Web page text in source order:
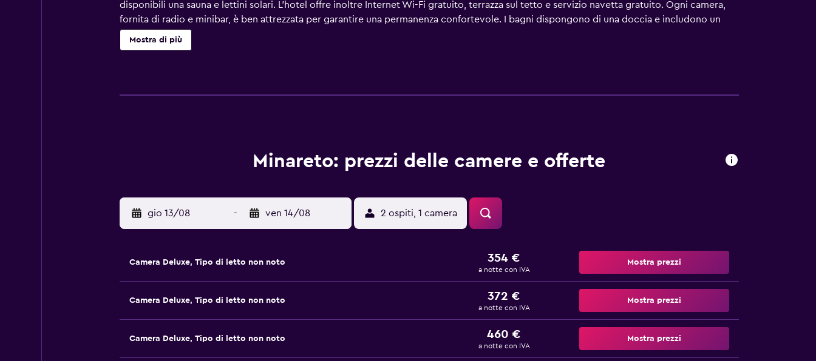
disponibili una sauna e lettini solari. L'hotel offre inoltre Internet Wi-Fi gratuito, terrazza sul tetto e servizio navetta gratuito. Ogni camera,
fornita di radio e minibar, è ben attrezzata per garantire una permanenza confortevole. I bagni dispongono di una doccia e includono un
asciugacapelli. Con un ristorante della casa che serve piatti di cucina regionale e italiana, il Grand Hotel Minareto propone ai propri clienti
tutto ciò di cui hanno bisogno per passare una piacevole serata senza dover lasciare l'hotel. Gli ospiti che desiderano rilassarsi con un drink,
Mostra di più
Minareto: prezzi delle camere e offerte
gio 13/08 - ven 14/08 2 ospiti, 1 camera
Camera Deluxe, Tipo di letto non noto 354 €
a notte con IVA
Mostra prezzi
Camera Deluxe, Tipo di letto non noto 372 €
a notte con IVA
Mostra prezzi
Camera Deluxe, Tipo di letto non noto 460 €
a notte con IVA
Mostra prezzi